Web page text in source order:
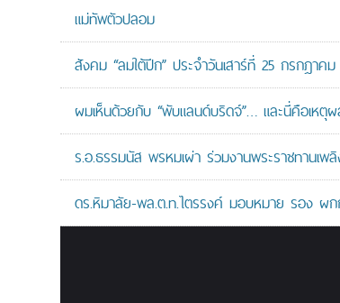
แม่ทัพตัวปลอม
สังคม “ลมใต้ปีก” ประจำวันเสาร์ที่ 25 กรกฎาค
ผมเห็นด้วยกับ “พับแลนด์บริดจ์”… และนี่คือเหตุ
ร.อ.ธรรมนัส พรหมเผ่า ร่วมงานพระราชทานเ
ดร.หิมาลัย-พล.ต.ท.ไตรรงค์ มอบหมาย รอง ผ